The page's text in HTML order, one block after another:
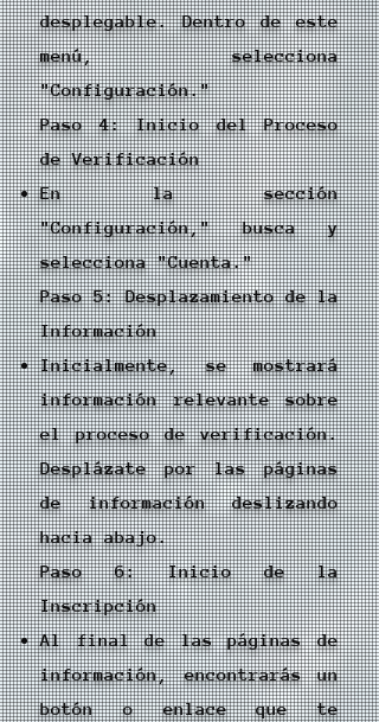
desplegable. Dentro de este
menú, selecciona
"Configuración."
Paso 4: Inicio del Proceso
de Verificación
En la sección
"Configuración," busca y
selecciona "Cuenta."
Paso 5: Desplazamiento de la
Información
Inicialmente, se mostrará
información relevante sobre
el proceso de verificación.
Desplázate por las páginas
de información deslizando
hacia abajo.
Paso 6: Inicio de la
Inscripción
Al final de las páginas de
información, encontrarás un
botón o enlace que te